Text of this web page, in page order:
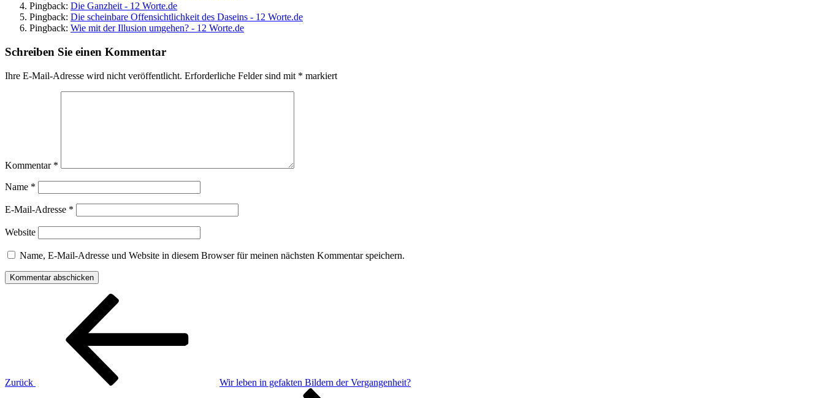
Pingback: Die Ganzheit - 12 Worte.de
Pingback: Die scheinbare Offensichtlichkeit des Daseins - 12 Worte.de
Pingback: Wie mit der Illusion umgehen? - 12 Worte.de
Schreiben Sie einen Kommentar
Ihre E-Mail-Adresse wird nicht veröffentlicht. Erforderliche Felder sind mit * markiert
Kommentar *
Name *
E-Mail-Adresse *
Website
Name, E-Mail-Adresse und Website in diesem Browser für meinen nächsten Kommentar speichern.
Beitragsnavigation
Zurück
Wir leben in gefakten Bildern der Vergangenheit?